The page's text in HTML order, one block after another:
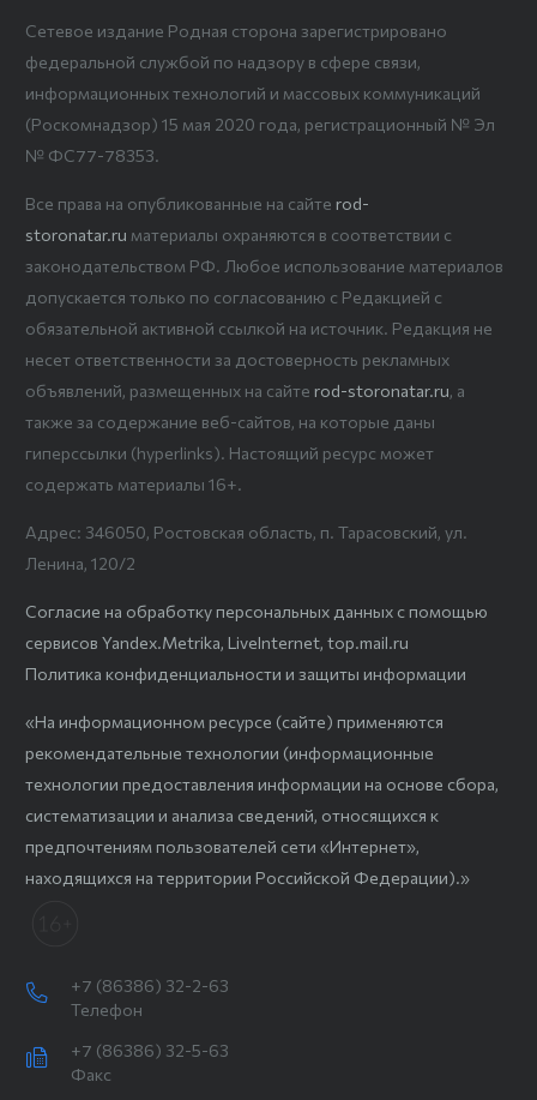
Сетевое издание Родная сторона зарегистрировано
федеральной службой по надзору в сфере связи,
информационных технологий и массовых коммуникаций
(Роскомнадзор) 15 мая 2020 года, регистрационный № Эл
№ ФС77-78353.
Все права на опубликованные на сайте rod-
storonatar.ru материалы охраняются в соответствии с
законодательством РФ. Любое использование материалов
допускается только по согласованию с Редакцией с
обязательной активной ссылкой на источник. Редакция не
несет ответственности за достоверность рекламных
объявлений, размещенных на сайте rod-storonatar.ru, а
также за содержание веб-сайтов, на которые даны
гиперссылки (hyperlinks). Настоящий ресурс может
содержать материалы 16+.
Адрес: 346050, Ростовская область, п. Тарасовский, ул.
Ленина, 120/2
Согласие на обработку персональных данных с помощью
сервисов Yandex.Metrika, LiveInternet, top.mail.ru
Политика конфиденциальности и защиты информации
«На информационном ресурсе (сайте) применяются
рекомендательные технологии (информационные
технологии предоставления информации на основе сбора,
систематизации и анализа сведений, относящихся к
предпочтениям пользователей сети «Интернет»,
находящихся на территории Российской Федерации).»
+7 (86386) 32-2-63
Телефон
+7 (86386) 32-5-63
Факс